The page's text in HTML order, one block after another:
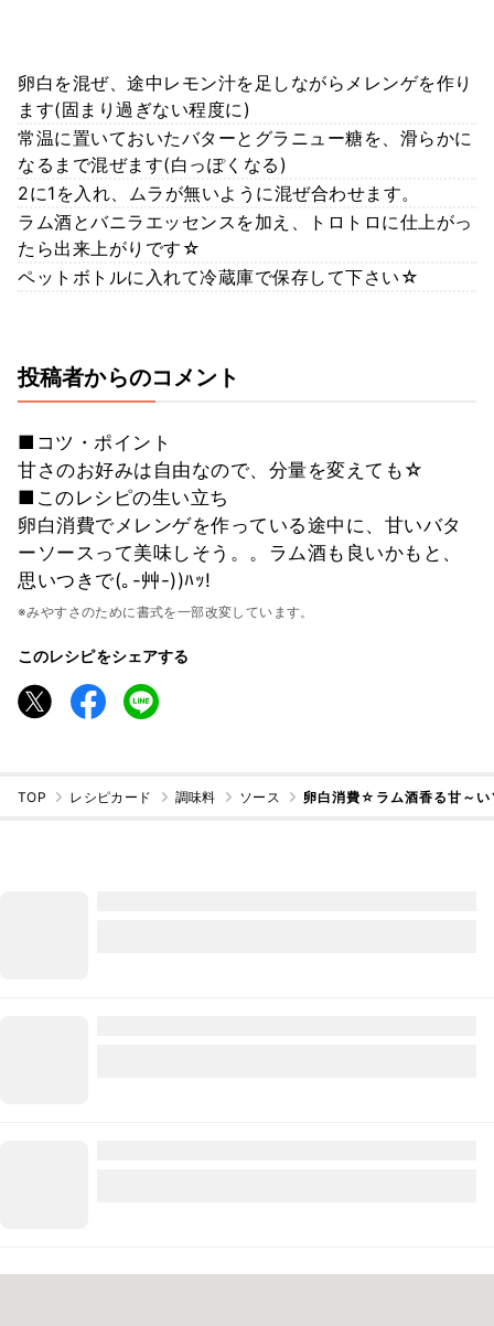
卵白を混ぜ、途中レモン汁を足しながらメレンゲを作り
ます(固まり過ぎない程度に)
常温に置いておいたバターとグラニュー糖を、滑らかに
なるまで混ぜます(白っぽくなる)
2に1を入れ、ムラが無いように混ぜ合わせます。
ラム酒とバニラエッセンスを加え、トロトロに仕上がっ
たら出来上がりです☆
ペットボトルに入れて冷蔵庫で保存して下さい☆
投稿者からのコメント
■コツ・ポイント
甘さのお好みは自由なので、分量を変えても☆
■このレシピの生い立ち
卵白消費でメレンゲを作っている途中に、甘いバタ
ーソースって美味しそう。。ラム酒も良いかもと、
思いつきで(｡-艸-))ﾊｯ!
※みやすさのために書式を一部改変しています。
このレシピをシェアする
TOP レシピカード 調味料 ソース 卵白消費☆ラム酒香る甘～